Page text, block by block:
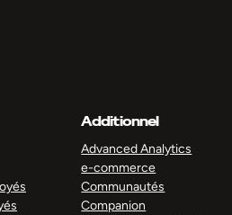
Additionnel
Advanced Analytics
e-commerce
Communautés
Companion